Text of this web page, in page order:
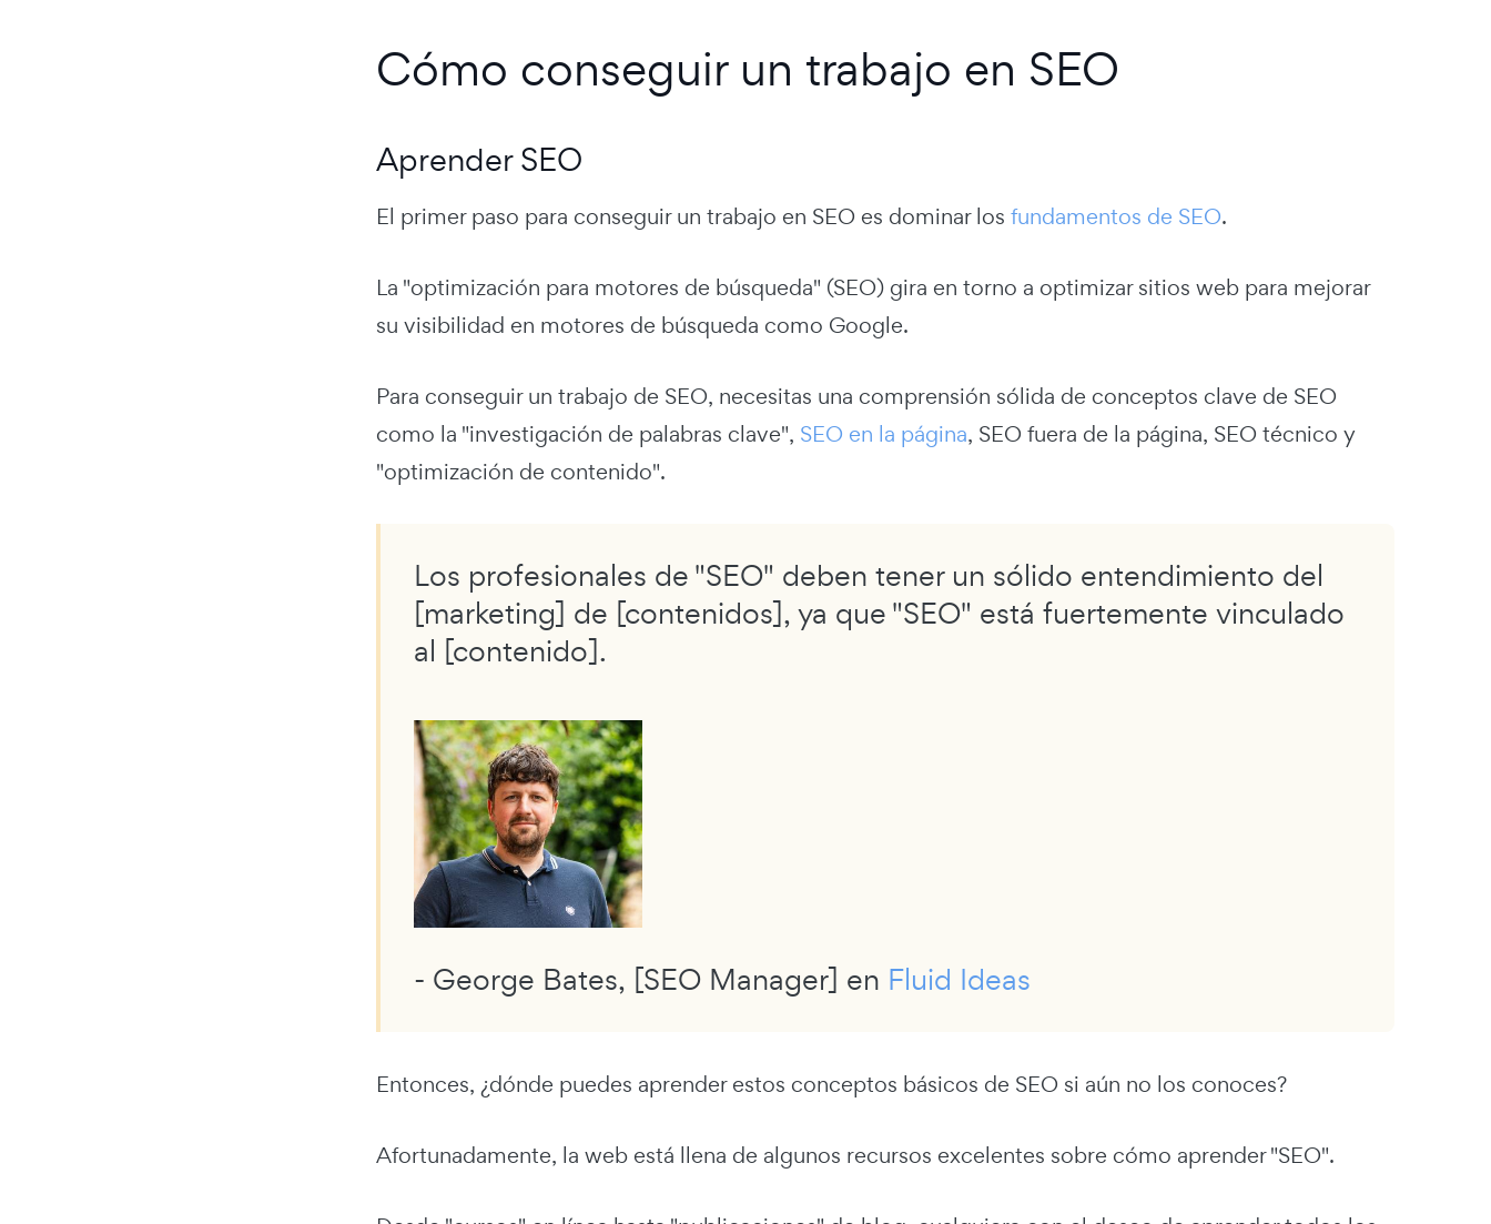
Cómo conseguir un trabajo en SEO
Aprender SEO
El primer paso para conseguir un trabajo en SEO es dominar los fundamentos de SEO.
La "optimización para motores de búsqueda" (SEO) gira en torno a optimizar sitios web para mejorar
su visibilidad en motores de búsqueda como Google.
Para conseguir un trabajo de SEO, necesitas una comprensión sólida de conceptos clave de SEO
como la "investigación de palabras clave", SEO en la página, SEO fuera de la página, SEO técnico y
"optimización de contenido".
Los profesionales de "SEO" deben tener un sólido entendimiento del
[marketing] de [contenidos], ya que "SEO" está fuertemente vinculado
al [contenido].
- George Bates, [SEO Manager] en Fluid Ideas
Entonces, ¿dónde puedes aprender estos conceptos básicos de SEO si aún no los conoces?
Afortunadamente, la web está llena de algunos recursos excelentes sobre cómo aprender "SEO".